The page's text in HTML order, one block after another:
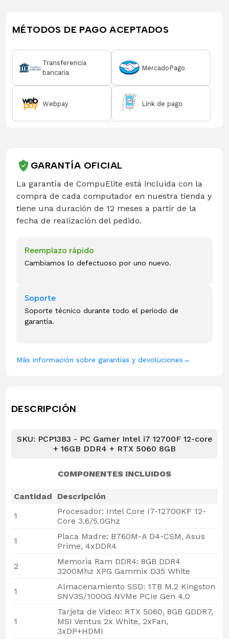
MÉTODOS DE PAGO ACEPTADOS
Transferencia
bancaria
MercadoPago
Webpay Link de pago
GARANTÍA OFICIAL
La garantía de CompuElite está incluida con la
compra de cada computador en nuestra tienda y
tiene una duración de 12 meses a partir de la
fecha de realización del pedido.
Reemplazo rápido
Cambiamos lo defectuoso por uno nuevo.
Soporte
Soporte técnico durante todo el período de
garantía.
Más información sobre garantías y devoluciones→
DESCRIPCIÓN
SKU: PCP1383 - PC Gamer Intel i7 12700F 12-core
+ 16GB DDR4 + RTX 5060 8GB
COMPONENTES INCLUIDOS
Cantidad
Descripción
1
Procesador: Intel Core I7-12700KF 12-
Core 3.6/5.0Ghz
1
Placa Madre: B760M-A D4-CSM, Asus
Prime, 4xDDR4
2
Memoria Ram DDR4: 8GB DDR4
3200Mhz XPG Gammix D35 White
1
Almacenamiento SSD: 1TB M.2 Kingston
SNV3S/1000G NVMe PCIe Gen 4.0
1
Tarjeta de Video: RTX 5060, 8GB GDDR7,
MSI Ventus 2x White, 2xFan,
3xDP+HDMI